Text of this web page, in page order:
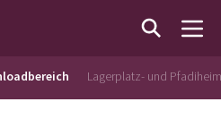
Lagerplatz- und